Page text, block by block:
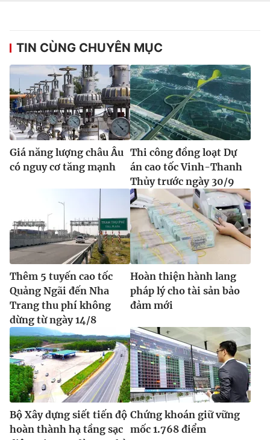
TIN CÙNG CHUYÊN MỤC
Giá năng lượng châu Âu
có nguy cơ tăng mạnh
Thi công đồng loạt Dự
án cao tốc Vinh-Thanh
Thủy trước ngày 30/9
Thêm 5 tuyến cao tốc
Quảng Ngãi đến Nha
Trang thu phí không
dừng từ ngày 14/8
Hoàn thiện hành lang
pháp lý cho tài sản bảo
đảm mới
Bộ Xây dựng siết tiến độ
hoàn thành hạ tầng sạc
Chứng khoán giữ vững
mốc 1.768 điểm